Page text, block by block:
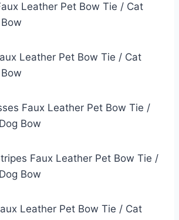
Leather Pet Bow Tie / Cat
Leather Pet Bow Tie / Cat
Faux Leather Pet Bow Tie /
Bow
Faux Leather Pet Bow Tie /
Bow
Leather Pet Bow Tie / Cat